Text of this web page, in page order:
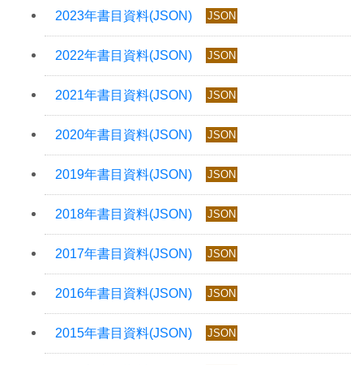
JSON
JSON
JSON
JSON
JSON
JSON
JSON
JSON
JSON